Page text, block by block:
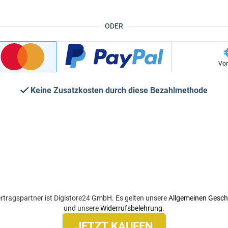
ODER
Keine Zusatzkosten durch diese Bezahlmethode
ist Digistore24 GmbH. Es gelten unsereAllgemeinen
und unsereWiderrufsbelehrung.